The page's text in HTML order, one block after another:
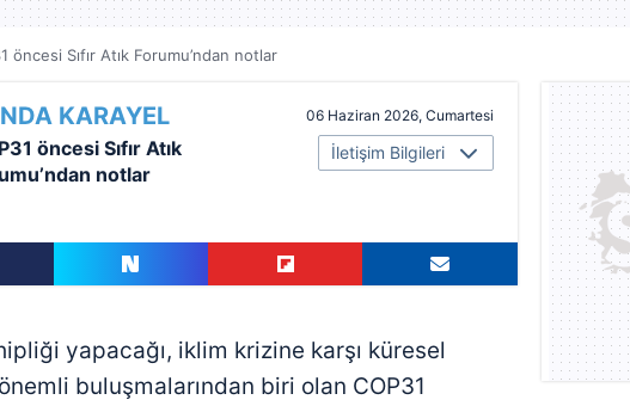
öncesi Sıfır Atık Forumu’ndan notlar
İletişim Bilgileri
06 Haziran 2026, Cumartesi
KARAYEL
öncesi Sıfır Atık
notlar
yapacağı, iklim krizine karşı küresel
buluşmalarından biri olan COP31